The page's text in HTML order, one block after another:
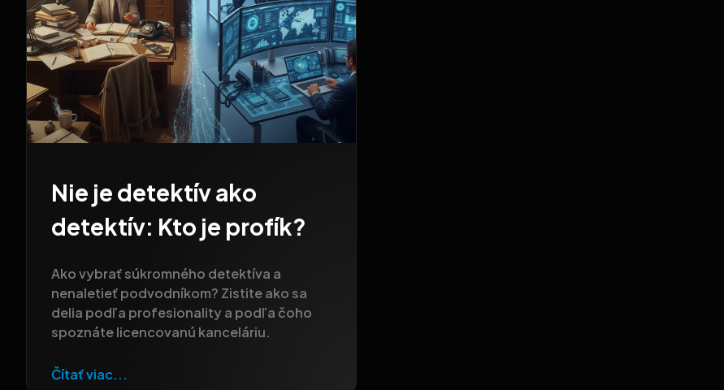
Nie je detektív ako
detektív: Kto je profík?
Ako vybrať súkromného detektíva a
nenaletieť podvodníkom? Zistite ako sa
delia podľa profesionality a podľa čoho
spoznáte licencovanú kanceláriu.
Čítať viac...